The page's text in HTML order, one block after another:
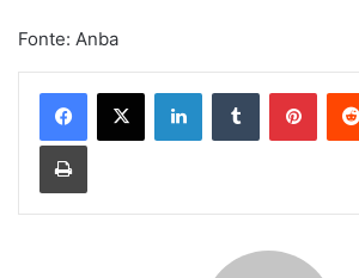
Fonte: Anba
LinkedinTumblr
Imprimir